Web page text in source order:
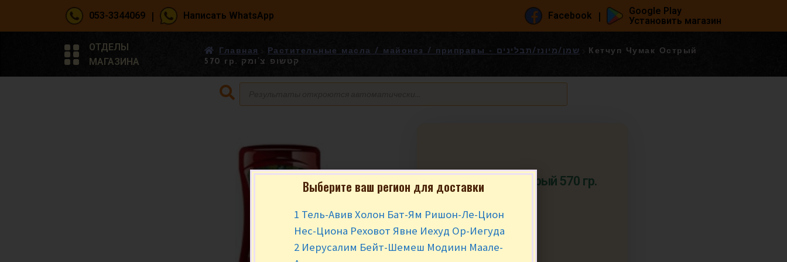
053-3344069 | Написать WhatsApp Facebook |
Google Play
Установить магазин
ОТДЕЛЫ
МАГАЗИНА
Главная Растительные масла / майонез / приправы - שמן/מיונז/תבלינים
Кетчуп Чумак Острый
570 гр. קטשופ צ’ומק
Кетчуп Чумак Острый 570 гр.
קטשופ צ’ומק
570 гр.
Выберите ваш регион для доставки
1 Тель-Авив Холон Бат-Ям Ришон-Ле-Цион
Нес-Циона Реховот Явне Иехуд Ор-Иегуда
2 Иерусалим Бейт-Шемеш Модиин Маале-